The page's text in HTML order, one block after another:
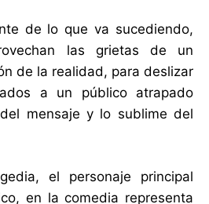
de lo que va sucediendo,
las grietas de un
de la realidad, para deslizar
a un público atrapado
mensaje y lo sublime del
el personaje principal
en la comedia representa